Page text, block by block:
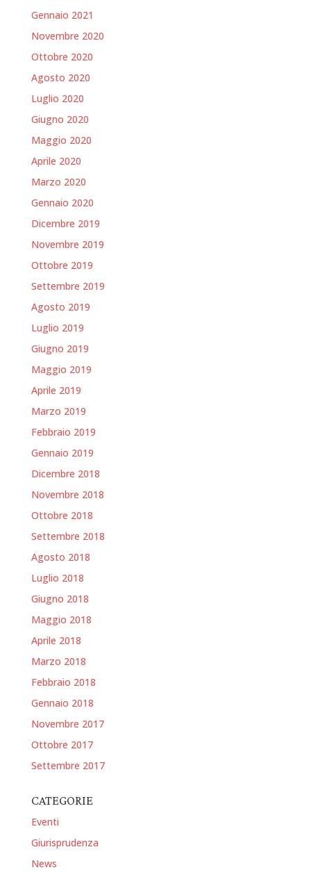
Gennaio 2021
Novembre 2020
Ottobre 2020
Agosto 2020
Luglio 2020
Giugno 2020
Maggio 2020
Aprile 2020
Marzo 2020
Gennaio 2020
Dicembre 2019
Novembre 2019
Ottobre 2019
Settembre 2019
Agosto 2019
Luglio 2019
Giugno 2019
Maggio 2019
Aprile 2019
Marzo 2019
Febbraio 2019
Gennaio 2019
Dicembre 2018
Novembre 2018
Ottobre 2018
Settembre 2018
Agosto 2018
Luglio 2018
Giugno 2018
Maggio 2018
Aprile 2018
Marzo 2018
Febbraio 2018
Gennaio 2018
Novembre 2017
Ottobre 2017
Settembre 2017
CATEGORIE
Eventi
Giurisprudenza
News